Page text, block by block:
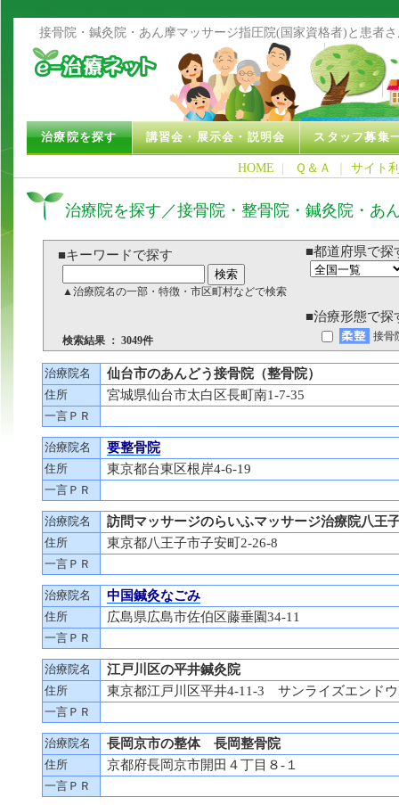
接骨院・鍼灸院・あん摩マッサージ指圧院(国家資格者)と患者
治療院を探す 講習会・展示会・説明会 スタッフ募集
HOME | Ｑ＆Ａ サイト
治療院を探す／接骨院・整骨院・鍼灸院・あ
■キーワードで探す
▲治療院名の一部・特徴・市区町村などで検索
■都道府県で探
検索結果 ： 3049件
■治療形態で探
接骨
治療院名 仙台市のあんどう接骨院（整骨院）
住所 宮城県仙台市太白区長町南1-7-35
一言ＰＲ
治療院名 要整骨院
住所 東京都台東区根岸4‐6‐19
一言ＰＲ
治療院名 訪問マッサージのらいふマッサージ治療院八王
住所 東京都八王子市子安町2-26-8
一言ＰＲ
治療院名 中国鍼灸なごみ
住所 広島県広島市佐伯区藤垂園34-11
一言ＰＲ
治療院名 江戸川区の平井鍼灸院
住所 東京都江戸川区平井4-11-3 サンライズエンド
一言ＰＲ
治療院名 長岡京市の整体 長岡整骨院
住所 京都府長岡京市開田４丁目８-１
一言ＰＲ